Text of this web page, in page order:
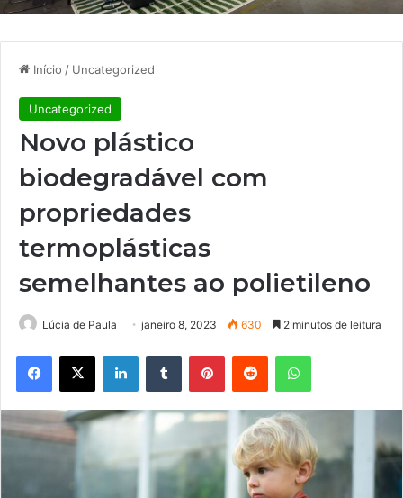
Início / Uncategorized
Uncategorized
Novo plástico
biodegradável com
propriedades
termoplásticas
semelhantes ao polietileno
Lúcia de Paula janeiro 8, 2023 630 2 minutos de leitura
Facebook
X LinkedinTumblr PinterestReddit WhatsApp